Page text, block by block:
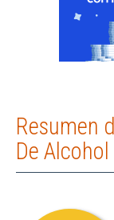
Resumen
De Alcohol